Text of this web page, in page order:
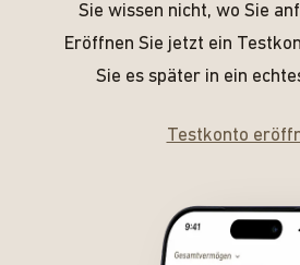
Sie wissen nicht, wo Sie
Eröffnen Sie jetzt ein
Sie es später in ein
Testkonto